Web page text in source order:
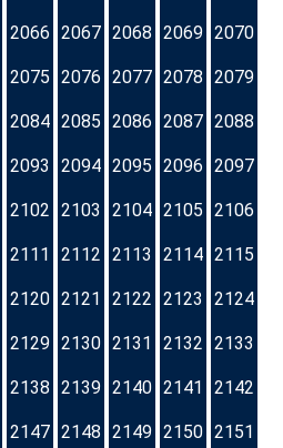
2066 2067 2068 2069 2070
2075 2076 2077 2078 2079
2084 2085 2086 2087 2088
2093 2094 2095 2096 2097
2102 2103 2104 2105 2106
2111 2112 2113 2114 2115
2120 2121 2122 2123 2124
2129 2130 2131 2132 2133
2138 2139 2140 2141 2142
2147 2148 2149 2150 2151